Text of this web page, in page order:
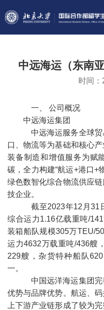
中远海运（东南
时间：
一、 公司概况
中远海运集团
中远海运服务全球
口、物流等为基础和核心
装备制造和增值服务为赋
碳，全力构建“航运+港口+
绿色数智化综合物流供应
技企业。
截至2023年12月31
综合运力1.16亿载重吨/
装箱船队规模305万TEU/
运力4632万载重吨/436艘
229艘，杂货特种船队
一。
中国远洋海运集团
优势与品牌优势。航运、
上下游产业链形成了较为